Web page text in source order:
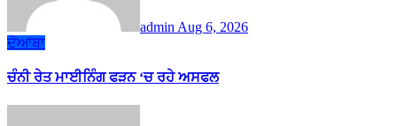
admin Aug 6, 2026
ਦੋਆਬਾ
ਚੰਨੀ ਰੇਤ ਮਾਈਨਿੰਗ ਫੜਨ ‘ਚ ਰਹੇ ਅਸਫਲ